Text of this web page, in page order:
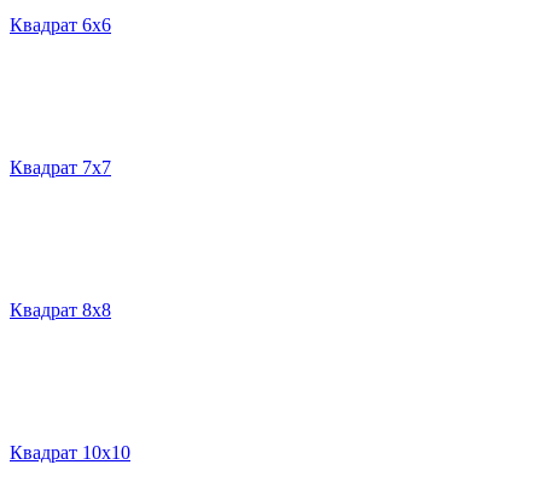
Квадрат 6х6
Квадрат 7х7
Квадрат 8х8
Квадрат 10х10